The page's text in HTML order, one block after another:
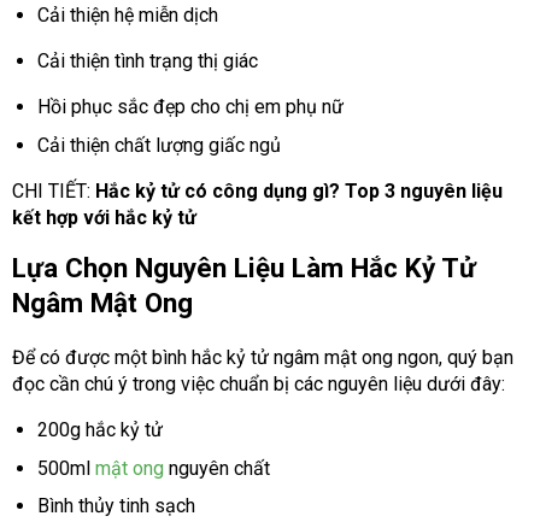
Cải thiện hệ miễn dịch
Cải thiện tình trạng thị giác
Hồi phục sắc đẹp cho chị em phụ nữ
Cải thiện chất lượng giấc ngủ
CHI TIẾT: Hắc kỷ tử có công dụng gì? Top 3 nguyên liệu
kết hợp với hắc kỷ tử
Lựa Chọn Nguyên Liệu Làm Hắc Kỷ Tử
Ngâm Mật Ong
Để có được một bình hắc kỷ tử ngâm mật ong ngon, quý bạn
đọc cần chú ý trong việc chuẩn bị các nguyên liệu dưới đây:
200g hắc kỷ tử
500ml mật ong nguyên chất
Bình thủy tinh sạch